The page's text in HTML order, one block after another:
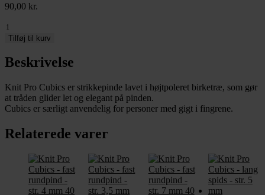
90,00 kr.
Knit
Pro
-
fast
-
str.
5,5
40
Tilføj til kurv
Beskrivelse
Knit Pro Cubics er strikkepinde lavet i højtpoleret birketræ, som gør
at tråden glider let og elegant på pinden.
Cubics er særligt anvendelig for personer med gigt i fingrene.
Relaterede varer